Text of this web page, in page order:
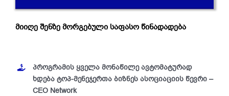
მიიღე შენზე მორგებული საფასო წინადადება
პროგრამის ყველა მონაწილე ავტომატურად
ხდება ტოპ-მენეჯერთა ბიზნეს ასოციაციის წევრი –
CEO Network